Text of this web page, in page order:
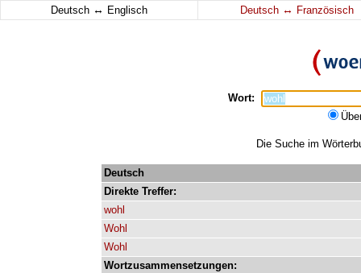
Deutsch ↔ Englisch Deutsch ↔ Französisch
Wort:
Die Suche im
Deutsch
Direkte Treffer:
wohl
Wohl
Wohl
Wortzusammensetzungen: